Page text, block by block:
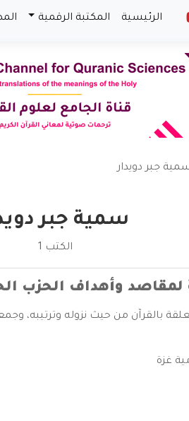
الرئيسية المكتبة الرقمية
جبر دويدار
سمية جبر
الكتب 1
لمقاصد وأهداف الحزب
بالقرآن من حيث نزوله وترتيبه،
غزة